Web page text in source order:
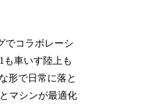
でコラボレーシ
も車いす陸上も
形で日常に落と
マシンが最適化